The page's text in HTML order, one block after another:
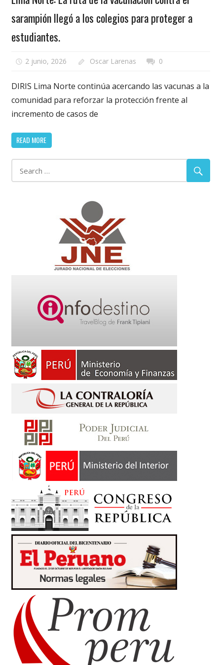
sarampión llegó a los colegios para proteger a
estudiantes.
2 junio, 2026 Oscar Larenas 0
DIRIS Lima Norte continúa acercando las vacunas a la
comunidad para reforzar la protección frente al
incremento de casos de
READ MORE